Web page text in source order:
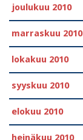
joulukuu 2010
marraskuu 2010
lokakuu 2010
syyskuu 2010
elokuu 2010
heinäkuu 2010